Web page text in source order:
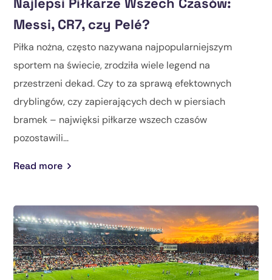
Messi, CR7, czy Pelé?
Piłka nożna, często nazywana najpopularniejszym
sportem na świecie, zrodziła wiele legend na
przestrzeni dekad. Czy to za sprawą efektownych
dryblingów, czy zapierających dech w piersiach
bramek – najwięksi piłkarze wszech czasów
pozostawili...
Read more